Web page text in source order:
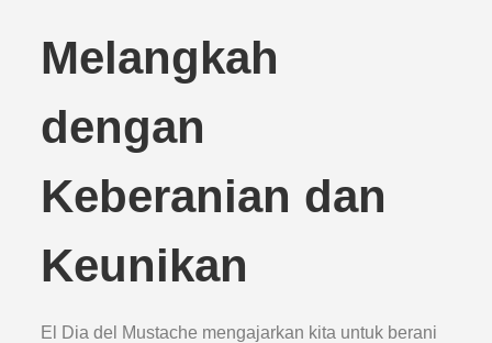
Melangkah
dengan
Keberanian dan
Keunikan
El Dia del Mustache mengajarkan kita untuk berani